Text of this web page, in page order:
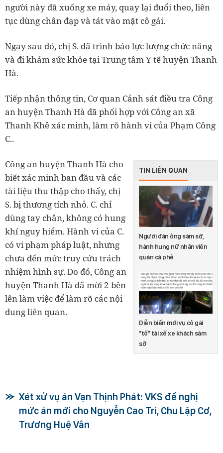
người này đã xuống xe máy, quay lại đuổi theo, liên
tục dùng chân đạp và tát vào mặt cô gái.
Ngay sau đó, chị S. đã trình báo lực lượng chức năng
và đi khám sức khỏe tại Trung tâm Y tế huyện Thanh
Hà.
Tiếp nhận thông tin, Cơ quan Cảnh sát điều tra Công
an huyện Thanh Hà đã phối hợp với Công an xã
Thanh Khê xác minh, làm rõ hành vi của Phạm Công
C..
TIN LIÊN QUAN
Người đàn ông sàm sỡ,
hành hung nữ nhân viên
quán cà phê
Diễn biến mới vụ cô gái
"tố" tài xế xe khách sàm
sỡ
Công an huyện Thanh Hà cho
biết xác minh ban đầu và các
tài liệu thu thập cho thấy, chị
S. bị thương tích nhỏ. C. chỉ
dùng tay chân, không có hung
khí nguy hiểm. Hành vi của C.
có vi phạm pháp luật, nhưng
chưa đến mức truy cứu trách
nhiệm hình sự. Do đó, Công an
huyện Thanh Hà đã mời 2 bên
lên làm việc để làm rõ các nội
dung liên quan.
Xét xử vụ án Vạn Thịnh Phát: VKS đề nghị
mức án mới cho Nguyễn Cao Trí, Chu Lập Cơ,
Trương Huệ Vân